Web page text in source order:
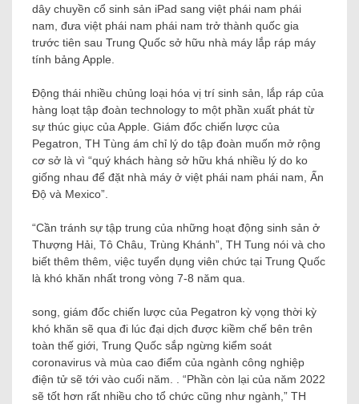
dây chuyền cổ sinh sản iPad sang việt phái nam phái
nam, đưa việt phái nam phái nam trở thành quốc gia
trước tiên sau Trung Quốc sở hữu nhà máy lắp ráp máy
tính bảng Apple.
Động thái nhiều chủng loại hóa vị trí sinh sản, lắp ráp của
hàng loạt tập đoàn technology to một phần xuất phát từ
sự thúc giục của Apple. Giám đốc chiến lược của
Pegatron, TH Tùng ám chỉ lý do tập đoàn muốn mở rộng
cơ sở là vì “quý khách hàng sở hữu khá nhiều lý do ko
giống nhau để đặt nhà máy ở việt phái nam phái nam, Ấn
Độ và Mexico”.
“Cần tránh sự tập trung của những hoạt động sinh sản ở
Thượng Hải, Tô Châu, Trùng Khánh”, TH Tung nói và cho
biết thêm thêm, việc tuyển dụng viên chức tại Trung Quốc
là khó khăn nhất trong vòng 7-8 năm qua.
song, giám đốc chiến lược của Pegatron kỳ vọng thời kỳ
khó khăn sẽ qua đi lúc đại dịch được kiềm chế bên trên
toàn thế giới, Trung Quốc sắp ngừng kiểm soát
coronavirus và mùa cao điểm của ngành công nghiệp
điện tử sẽ tới vào cuối năm. . “Phần còn lại của năm 2022
sẽ tốt hơn rất nhiều cho tổ chức cũng như ngành,” TH